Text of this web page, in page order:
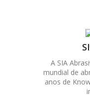
A SIA
mundial de
anos de